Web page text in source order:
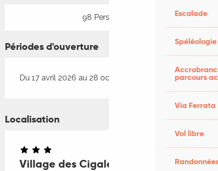
Escalade
Spéléologie
parcours
Via Ferrata
Vol libre
98 Personne(s)
Périodes d'ouverture
Du 17 avril 2026 au 28 octobre 2026
Localisation
Village des Cigales